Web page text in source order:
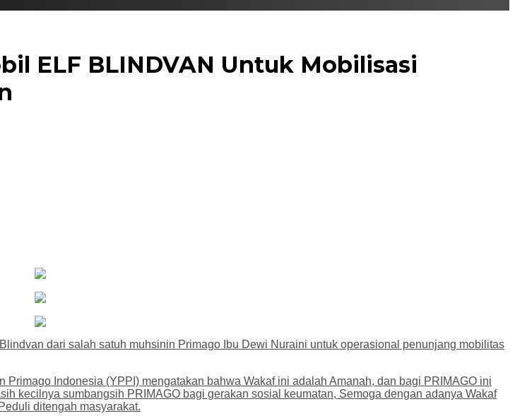
ELF BLINDVAN Untuk Mobilisasi
dari salah satuh muhsinin Primago Ibu Dewi Nuraini untuk operasional penunjang mobilitas
Indonesia (YPPI) mengatakan bahwa Wakaf ini adalah Amanah, dan bagi PRIMAGO ini
kecilnya sumbangsih PRIMAGO bagi gerakan sosial keumatan, Semoga dengan adanya Wakaf
ditengah masyarakat.